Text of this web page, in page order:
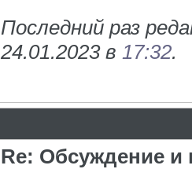
Последний раз
24.01.2023 в 17:32.
Re: Обсуждение